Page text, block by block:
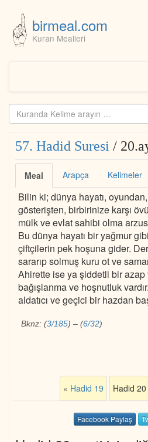
birmeal.com
Kuran Mealleri
Kuranda
ara...
57. Hadid Suresi /
Meal Arapça Kelimeler
Bilin ki; dünya hayatı,
gösterişten, birbirinize karşı
mülk ve evlat sahibi olma
Bu dünya hayatı bir yağmur
çiftçilerin pek hoşuna gider.
sararıp solmuş kuru ot ve
Ahirette ise ya şiddetli bir azap
bağışlanma ve hoşnutluk
aldatıcı ve geçici bir hazdan
Bknz: (3/185) – (6/32)
« Hadid 19 Hadid 20
Facebook Paylaş